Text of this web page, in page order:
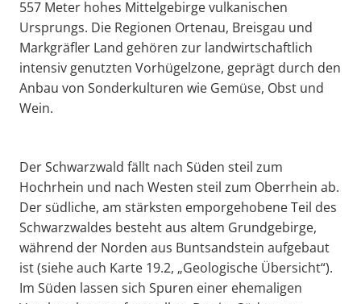
557 Meter hohes Mittelgebirge vulkanischen
Ursprungs. Die Regionen Ortenau, Breisgau und
Markgräfler Land gehören zur landwirtschaftlich
intensiv genutzten Vorhügelzone, geprägt durch den
Anbau von Sonderkulturen wie Gemüse, Obst und
Wein.
Der Schwarzwald fällt nach Süden steil zum
Hochrhein und nach Westen steil zum Oberrhein ab.
Der südliche, am stärksten emporgehobene Teil des
Schwarzwaldes besteht aus altem Grundgebirge,
während der Norden aus Buntsandstein aufgebaut
ist (siehe auch Karte 19.2, „Geologische Übersicht“).
Im Süden lassen sich Spuren einer ehemaligen